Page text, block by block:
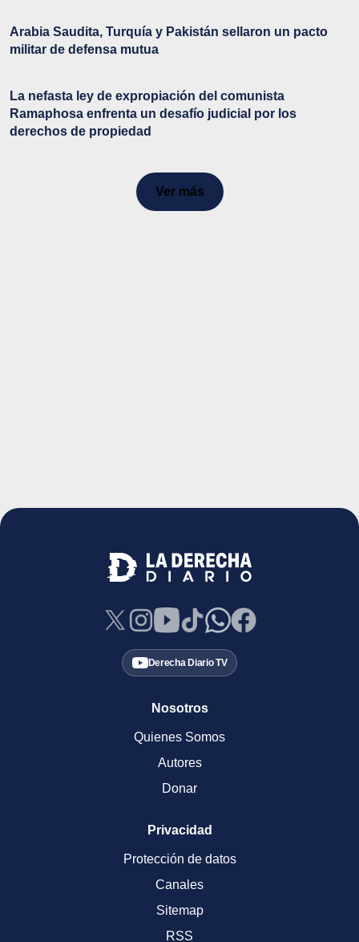
Arabia Saudita, Turquía y Pakistán sellaron un pacto
militar de defensa mutua
La nefasta ley de expropiación del comunista
Ramaphosa enfrenta un desafío judicial por los
derechos de propiedad
Ver más
Derecha Diario TV
Nosotros
Quienes Somos
Autores
Donar
Privacidad
Protección de datos
Canales
Sitemap
RSS